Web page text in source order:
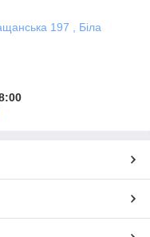
197 , Біла